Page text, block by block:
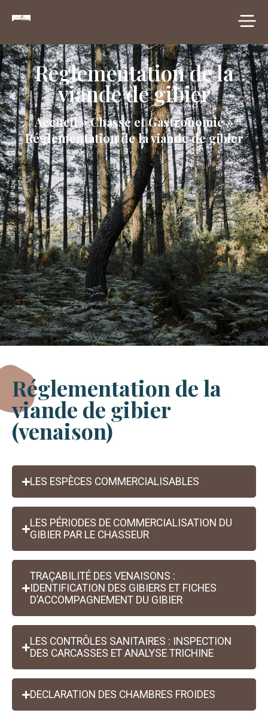
Réglementation de la
viande de gibier
Accueil»Chasse et Gastronomie»
Réglementation de la viande de gibier
Réglementation dela
viande de gibier
(venaison)
LES ESPÈCES COMMERCIALISABLES
LES PÉRIODES DE COMMERCIALISATION DU
GIBIER PAR LE CHASSEUR
TRAÇABILITÉ DES VENAISONS :
IDENTIFICATION DES GIBIERS ET FICHES
D’ACCOMPAGNEMENT DU GIBIER
LES CONTRÔLES SANITAIRES : INSPECTION
DES CARCASSES ET ANALYSE TRICHINE
DECLARATION DES CHAMBRES FROIDES